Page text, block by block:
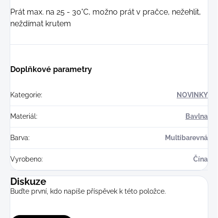
Prát max. na 25 - 30°C, možno prát v pračce, nežehlit,
neždímat krutem
Doplňkové parametry
Kategorie: NOVINKY
Materiál : Bavlna
Barva: Multibarevná
Vyrobeno: Čína
Diskuze
Buďte první, kdo napíše příspěvek k této položce.